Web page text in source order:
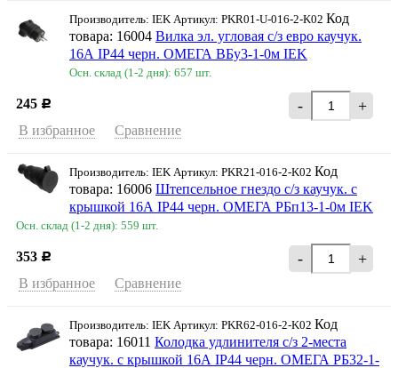
Производитель: IEK Артикул: PKR01-U-016-2-K02 Код
товара: 16004 Вилка эл. угловая с/з евро каучук.
16А IP44 черн. ОМЕГА ВБу3-1-0м IEK
Осн. склад (1-2 дня): 657 шт.
245 Р - +
В избранное Сравнение
Производитель: IEK Артикул: PKR21-016-2-K02 Код
товара: 16006 Штепсельное гнездо с/з каучук. с
крышкой 16А IP44 черн. ОМЕГА РБп13-1-0м IEK
Осн. склад (1-2 дня): 559 шт.
353 Р - +
В избранное Сравнение
Производитель: IEK Артикул: PKR62-016-2-K02 Код
товара: 16011 Колодка удлинителя с/з 2-места
каучук. с крышкой 16А IP44 черн. ОМЕГА РБ32-1-